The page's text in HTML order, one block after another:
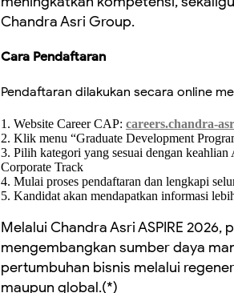
Chandra Asri Group.
Cara Pendaftaran
Pendaftaran dilakukan secara online
1. Website Career CAP: careers.chandra-
2. Klik menu “Graduate Development
3. Pilih kategori yang sesuai dengan
Corporate Track
4. Mulai proses pendaftaran dan lengkapi
5. Kandidat akan mendapatkan informasi
Melalui Chandra Asri ASPIRE
mengembangkan sumber daya
pertumbuhan bisnis melalui
maupun global.(*)